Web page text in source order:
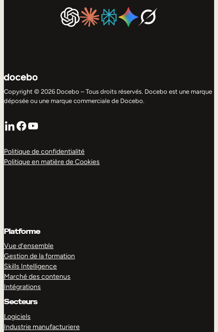
Copyright © 2026 Docebo – Tous droits réservés. Docebo est une marque
déposée ou une marque commerciale de Docebo.
LinkedIn
Facebook
YouTube
Politique de confidentialité
Politique en matière de Cookies
Platforme
Vue d’ensemble
Gestion de la formation
Skills Intelligence
Marché des contenus
Intégrations
Secteurs
Logiciels
Industrie manufacturiere